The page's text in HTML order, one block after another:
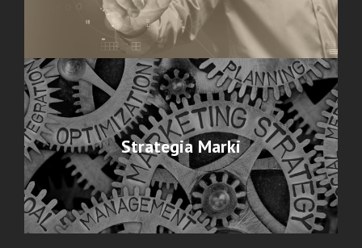
portale tematyczne), nasze kampanie wyróżnią Twoją Markę na
tle konkurencji.
Strategia Marki
Strategia Marki
Przygotowanie strategii obecności marki w Internecie wymaga
opracowania spójnej koncepcji biznesowej. Dostarczamy
badania i analizy niezbędne do określenia skutecznej strategii
marketingowej.